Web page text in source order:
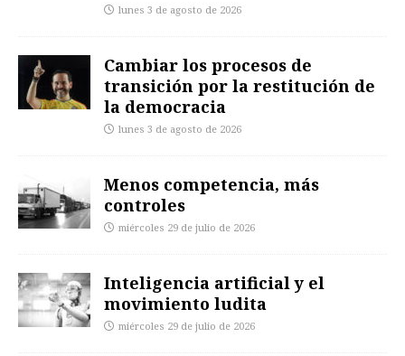
lunes 3 de agosto de 2026
Cambiar los procesos de
transición por la restitución de
la democracia
lunes 3 de agosto de 2026
Menos competencia, más
controles
miércoles 29 de julio de 2026
Inteligencia artificial y el
movimiento ludita
miércoles 29 de julio de 2026